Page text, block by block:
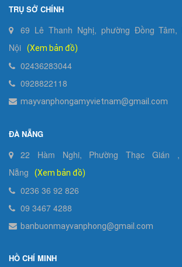
TRỤ SỞ CHÍNH
69 Lê Thanh Nghị, phường Đồng
Nội
(Xem bản đồ)
02436283044
0928822118
mayvanphongamyvietnam@gmail.com
ĐÀ NẴNG
22 Hàm Nghi, Phường Thạc Gián
Nẵng
(Xem bản đồ)
0236 36 92 826
09 3467 4288
banbuonmayvanphong@gmail.com
HỒ CHÍ MINH